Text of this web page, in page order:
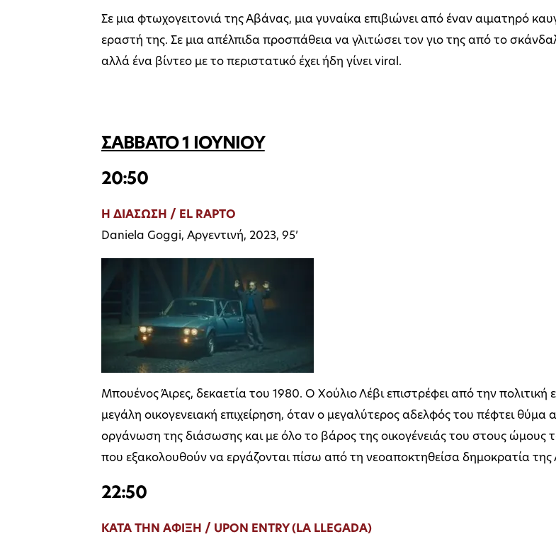
Σε μια φτωχογειτονιά της Αβάνας, μια γυναίκα επιβιώνει από έναν αιματηρό
εραστή της. Σε μια απέλπιδα προσπάθεια να γλιτώσει τον γιο της από το
αλλά ένα βίντεο με το περιστατικό έχει ήδη γίνει viral.
ΣΑΒΒΑΤΟ 1 ΙΟΥΝΙΟΥ
20:50
Η ΔΙΑΣΩΣΗ / EL RAPTO
Daniela Goggi, Αργεντινή, 2023, 95’
Μπουένος Άιρες, δεκαετία του 1980. Ο Χούλιο Λέβι επιστρέφει από την πολιτική
μεγάλη οικογενειακή επιχείρηση, όταν ο μεγαλύτερος αδελφός του πέφτει
οργάνωση της διάσωσης και με όλο το βάρος της οικογένειάς του στους ώμους
που εξακολουθούν να εργάζονται πίσω από τη νεοαποκτηθείσα δημοκρατία της
22:50
ΚΑΤΑ ΤΗΝ ΑΦΙΞΗ / UPON ENTRY (LA LLEGADA)